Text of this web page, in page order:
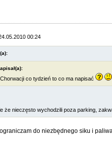
00:24
co tydzień to co ma napisać
że nieczęsto wychodzili poza parking,
do niezbędnego siku i